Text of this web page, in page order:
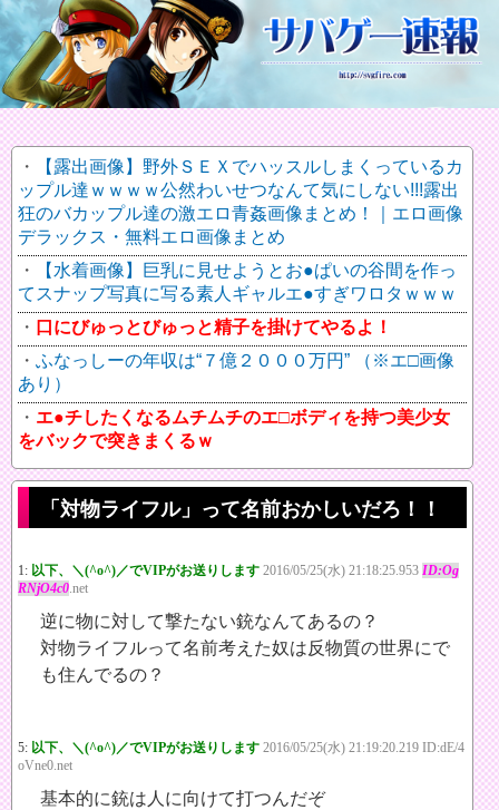
【露出画像】野外ＳＥＸでハッスルしまくっているカ
ップル達ｗｗｗｗ公然わいせつなんて気にしない!!!露出
狂のバカップル達の激エロ青姦画像まとめ！｜エロ画像
デラックス・無料エロ画像まとめ
【水着画像】巨乳に見せようとお●ぱいの谷間を作っ
てスナップ写真に写る素人ギャルエ●すぎワロタｗｗｗ
口にびゅっとびゅっと精子を掛けてやるよ！
ふなっしーの年収は“７億２０００万円” （※エ□画像
あり）
エ●チしたくなるムチムチのエ□ボディを持つ美少女
をバックで突きまくるｗ
「対物ライフル」って名前おかしいだろ！！
1: 以下、＼(^o^)／でVIPがお送りします 2016/05/25(水) 21:18:25.953 ID:Og
RNjO4c0.net
逆に物に対して撃たない銃なんてあるの？
対物ライフルって名前考えた奴は反物質の世界にで
も住んでるの？
5: 以下、＼(^o^)／でVIPがお送りします 2016/05/25(水) 21:19:20.219 ID:dE/4
oVne0.net
基本的に銃は人に向けて打つんだぞ